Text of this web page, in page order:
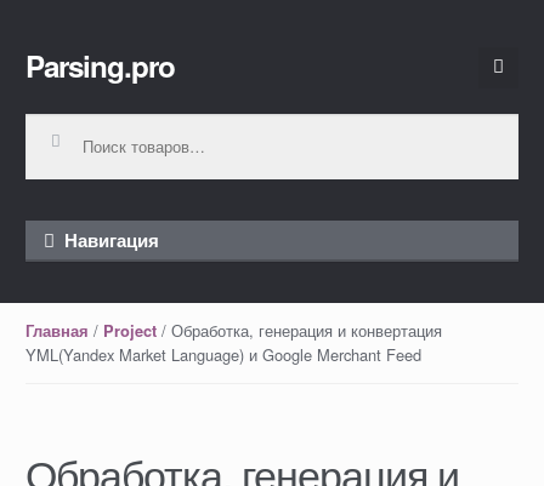
Перейти к навигации
Перейти к содержимому
Parsing.pro
Навигация
Главная / Project/ Обработка, генерация и конвертация
YML(Yandex Market Language) и Google Merchant Feed
Обработка, генерация и